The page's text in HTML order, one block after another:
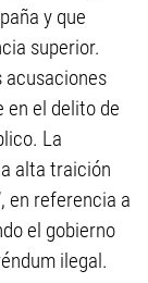
y que
superior.
acusaciones
en el delito de
La
alta traición
en referencia a
el gobierno
ilegal.